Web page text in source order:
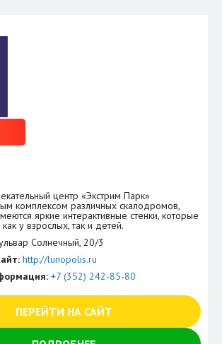
центр «Экстрим Парк»
комплексом различных скалодромов,
яркие интерактивные стенки, которые
у взрослых, так и детей.
Солнечный, 20/3
http://lunopolis.ru
+7 (352) 242-85-80
ПЕРЕЙТИ НА САЙТ